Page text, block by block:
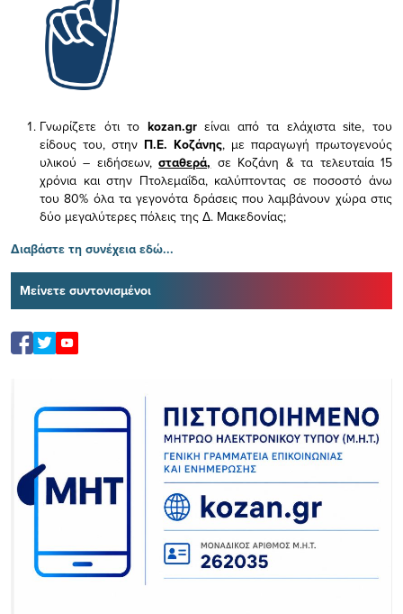
Γνωρίζετε ότι το kozan.gr είναι από τα ελάχισταsite, του
είδους του, στην Π.Ε. Κοζάνης, με παραγωγή πρωτογενούς
υλικού – ειδήσεων,σταθερά, σε Κοζάνη & τα τελευταία 15
χρόνια και στην Πτολεμαΐδα, καλύπτοντας σε ποσοστό άνω
του 80% όλα τα γεγονότα δράσεις που λαμβάνουν χώρα στις
δύο μεγαλύτερες πόλεις της Δ. Μακεδονίας;
Διαβάστε τη συνέχεια εδώ...
Μείνετε συντονισμένοι